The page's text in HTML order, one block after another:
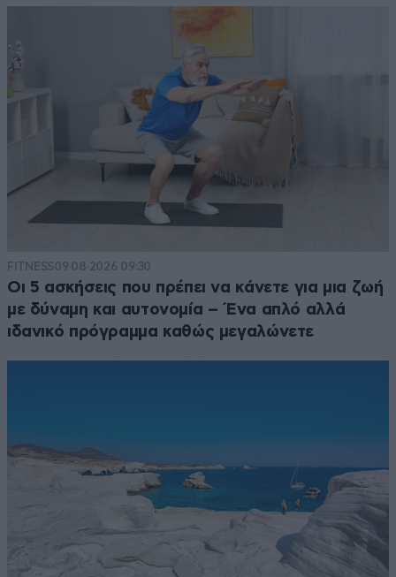
FITNESS09·08·2026 09:30
Οι 5 ασκήσεις που πρέπει να κάνετε για μια ζωή
με δύναμη και αυτονομία – Ένα απλό αλλά
ιδανικό πρόγραμμα καθώς μεγαλώνετε